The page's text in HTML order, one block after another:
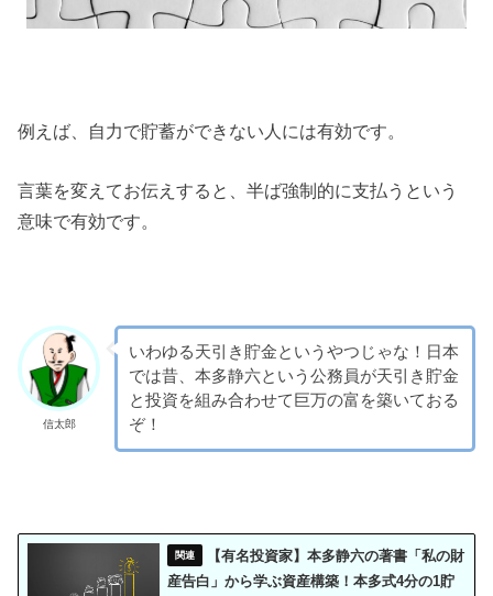
例えば、自力で貯蓄ができない人には有効です。
言葉を変えてお伝えすると、半ば強制的に支払うという
意味で有効です。
信太郎
いわゆる天引き貯金というやつじゃな！日本
では昔、本多静六という公務員が天引き貯金
と投資を組み合わせて巨万の富を築いておる
ぞ！
【有名投資家】本多静六の著書「私の財
産告白」から学ぶ資産構築！本多式4分の1貯